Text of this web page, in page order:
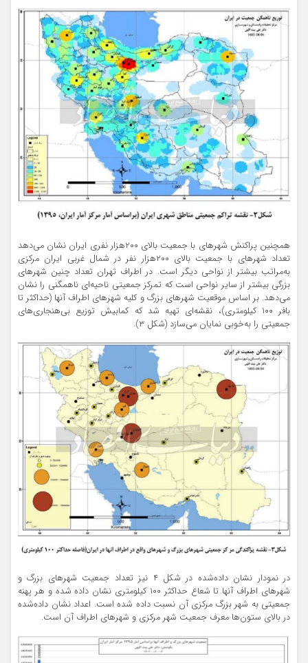
همچنین پراکنش شهرهای با جمعیت بالای ۲۰۰‌هزار نفری ایران نشان می‌دهد
تعداد شهرهای با جمعیت بالای ۲۰۰‌هزار نفر در شمال غربی ایران مرکزی
به‌مراتب بیشتر از نواحی دیگر است. در اطراف تهران تعداد چنین شهرهای
بزرگی بیشتر از سایر نواحی است که تمرکز جمعیتی ناحیه‌ای ناهمگنی را نشان
می‌دهد. بر اساس موقعیت شهرهای بزرگ و کلیه شهرهای اطراف آنها (حداکثر تا
بافر ۱۰۰ کیلومتری)، نقشه‌ای تهیه شد که کمابیش توزیع بی‌هنجاری‌های
جمعیتی را به‌خوبی نمایان می‌سازد (شکل ۳).
در نمودار نشان داده‌شده در شکل ۴ نیز تعداد جمعیت شهرهای بزرگ و
شهرهای اطراف آنها تا شعاع حداکثر ۱۰۰ کیلومتری نشان داده شده و هر پهنه
جمعیتی به شهر بزرگ مرکزی آن نسبت داده شده است. اعداد نشان داده‌شده
در بالای ستون‌ها معرف جمعیت شهر مرکزی و شهرهای اطراف آن است.